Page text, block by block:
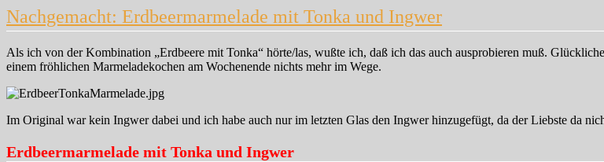
Nachgemacht: Erdbeermarmelade mit Tonka und Ingwer
Als ich von der Kombination „Erdbeere mit Tonka“ hörte/las, wußte ich, daß ich das auch ausprobieren muß.
einem fröhlichen Marmeladekochen am Wochenende nichts mehr im Wege.
Im Original war kein Ingwer dabei und ich habe auch nur im letzten Glas den Ingwer hinzugefügt, da der Liebste da
Erdbeermarmelade mit Tonka und Ingwer